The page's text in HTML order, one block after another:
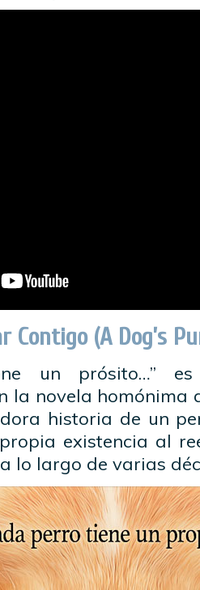
Contigo (A Dog’s
un prósito…”
la novela homónima
historia de un
existencia al
lo largo de varias